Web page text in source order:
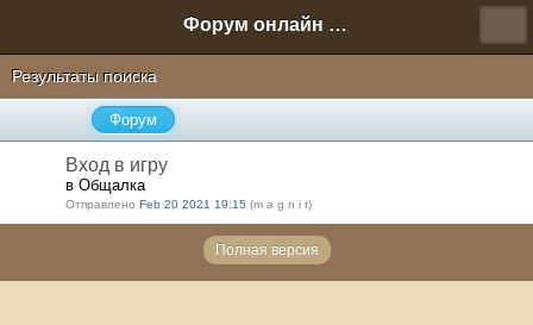
Форум онлайн игры "Новая Эра" (Нюра Биз)
Результаты поиска
Форум
Вход в игру
в Общалка
Отправлено Feb 20 2021 19:15 (m a g n i t)
Полная версия